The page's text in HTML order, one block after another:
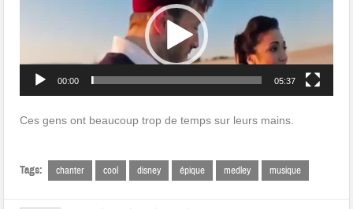
00:00 05:37
Ces gens ont beaucoup trop de temps sur leurs mains.
Tags: chanter cool disney épique medley musique